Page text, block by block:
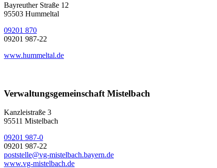
Bayreuther Straße 12
95503 Hummeltal
09201 870
09201 987-22
www.hummeltal.de
Verwaltungsgemeinschaft Mistelbach
Kanzleistraße 3
95511 Mistelbach
09201 987-0
09201 987-22
poststelle@vg-mistelbach.bayern.de
www.vg-mistelbach.de